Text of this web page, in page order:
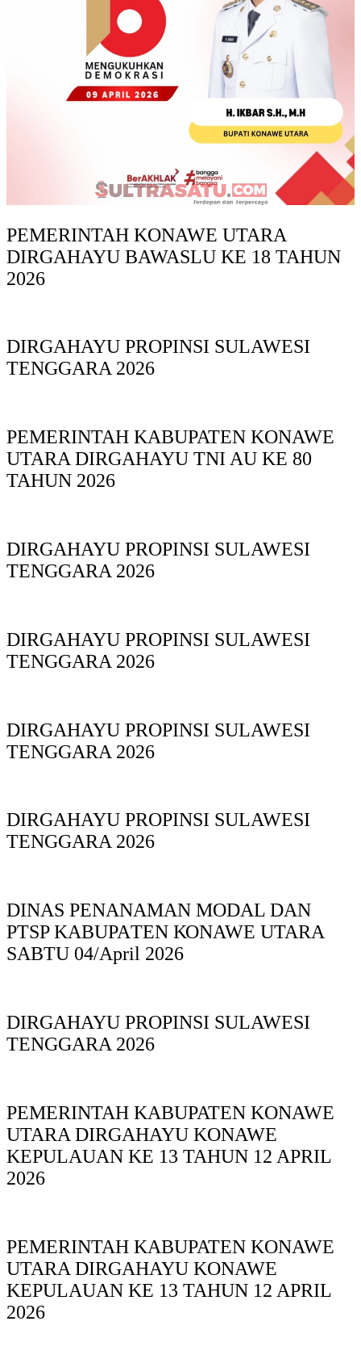
PEMERINTAH KONAWE UTARA
DIRGAHAYU BAWASLU KE 18 TAHUN
2026
DIRGAHAYU PROPINSI SULAWESI
TENGGARA 2026
PEMERINTAH KABUPATEN KONAWE
UTARA DIRGAHAYU TNI AU KE 80
TAHUN 2026
DIRGAHAYU PROPINSI SULAWESI
TENGGARA 2026
DIRGAHAYU PROPINSI SULAWESI
TENGGARA 2026
DIRGAHAYU PROPINSI SULAWESI
TENGGARA 2026
DIRGAHAYU PROPINSI SULAWESI
TENGGARA 2026
DINAS PΕΝΑΝΑΜAN MODAL DAN
PTSP KABUPAΤΕΝ ΚΟNAWE UTARA
SABTU 04/April 2026
DIRGAHAYU PROPINSI SULAWESI
TENGGARA 2026
PEMERINTAH KABUPATEN KONAWE
UTARA DIRGAHAYU KONAWE
KEPULAUAN KE 13 TAHUN 12 APRIL
2026
PEMERINTAH KABUPATEN KONAWE
UTARA DIRGAHAYU KONAWE
KEPULAUAN KE 13 TAHUN 12 APRIL
2026